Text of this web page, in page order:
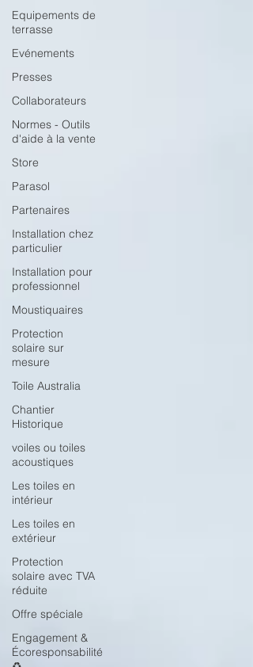
Equipements de
terrasse
Evénements
Presses
Collaborateurs
Normes - Outils
d'aide à la vente
Store
Parasol
Partenaires
Installation chez
particulier
Installation pour
professionnel
Moustiquaires
Protection
solaire sur
mesure
Toile Australia
Chantier
Historique
voiles ou toiles
acoustiques
Les toiles en
intérieur
Les toiles en
extérieur
Protection
solaire avec TVA
réduite
Offre spéciale
Engagement &
Écoresponsabilité